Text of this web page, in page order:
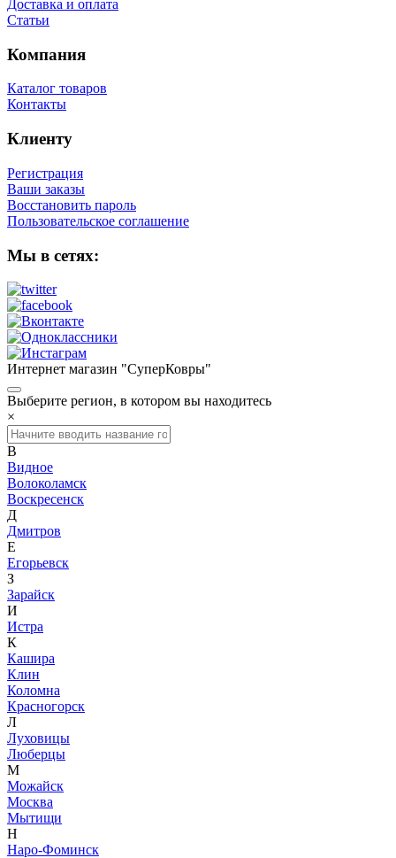
Доставка и оплата
Статьи
Компания
Каталог товаров
Контакты
Клиенту
Регистрация
Ваши заказы
Восстановить пароль
Пользовательское соглашение
Мы в сетях:
Интернет магазин "СуперКовры"
Выберите регион, в котором вы находитесь
×
В
Видное
Волоколамск
Воскресенск
Д
Дмитров
Е
Егорьевск
З
Зарайск
И
Истра
К
Кашира
Клин
Коломна
Красногорск
Л
Луховицы
Люберцы
М
Можайск
Москва
Мытищи
Н
Наро-Фоминск